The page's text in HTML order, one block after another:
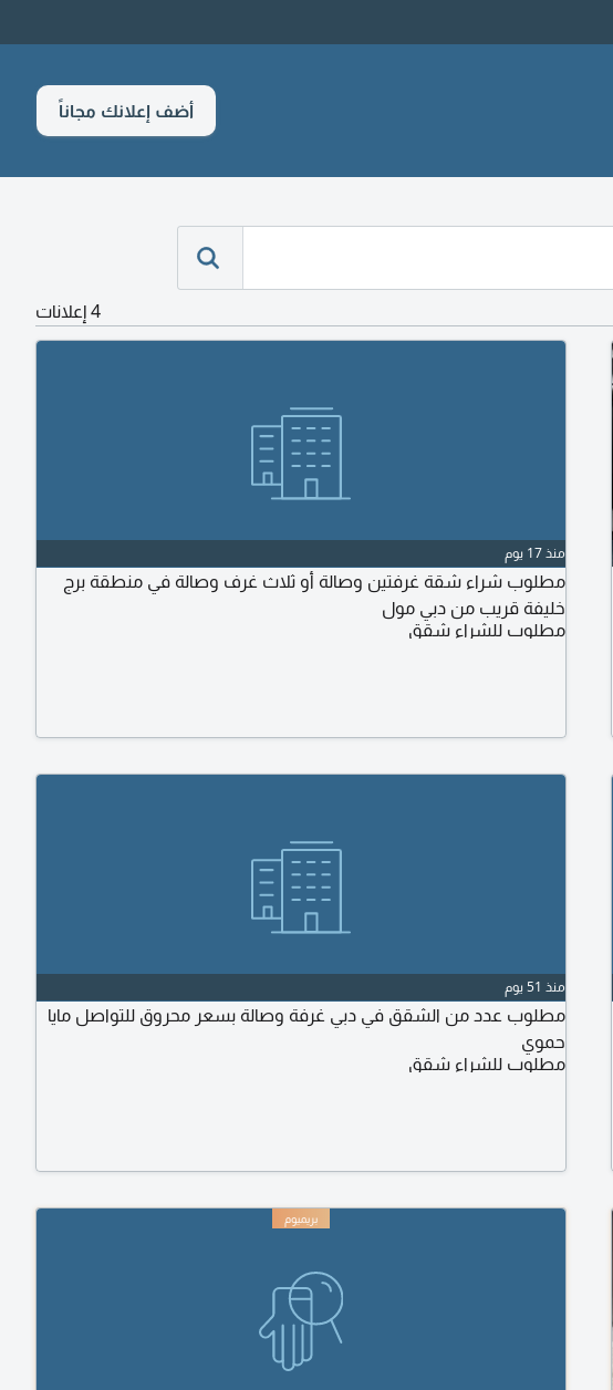
أضف إعلانك مجاناً
4 إعلانات
منذ 17 يوم
مطلوب شراء شقة غرفتين وصالة أو ثلاث غرف وصالة في منطقة برج
خليفة قريب من دبي مول
مطلوب للشراء شقق
منذ 51 يوم
مطلوب عدد من الشقق في دبي غرفة وصالة بسعر محروق للتواصل مايا
حموي
مطلوب للشراء شقق